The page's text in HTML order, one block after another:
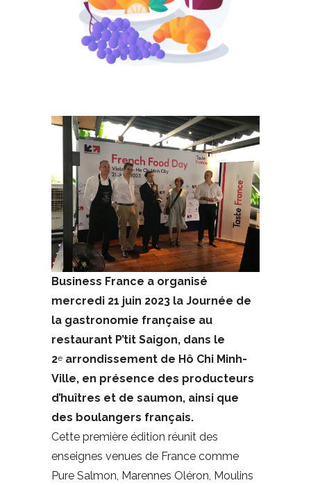
Business France a organisé
mercredi 21 juin 2023 la Journée de
la gastronomie française au
restaurant P’tit Saigon, dans le
2e arrondissement de Hô Chi Minh-
Ville, en présence des producteurs
d’huîtres et de saumon, ainsi que
des boulangers français.
Cette première édition réunit des
enseignes venues de France comme
Pure Salmon, Marennes Oléron, Moulins